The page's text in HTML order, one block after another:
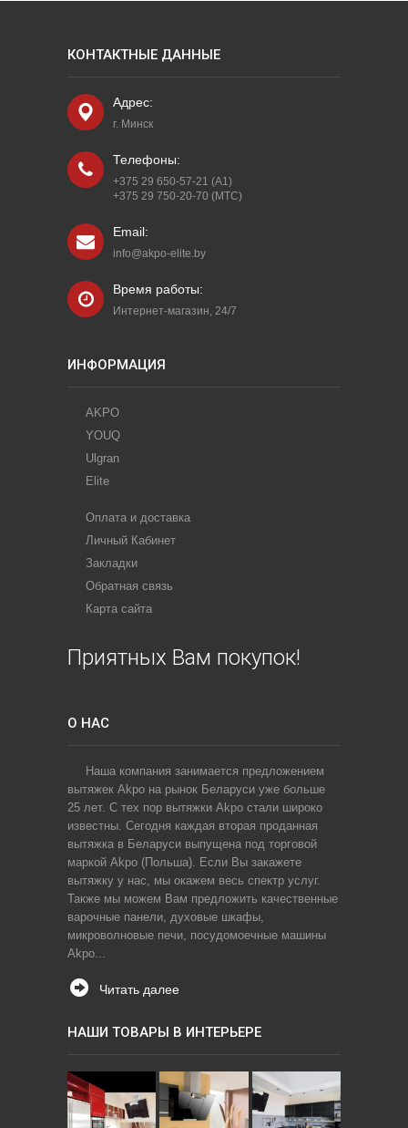
ВСТРАИВАЕМАЯ МИКРОВОЛНОВАЯ ПЕЧЬ
AKPO MEA 925 08 SEP01 WH
сравнению
КОНТАКТНЫЕ ДАННЫЕ
Адрес:
г. Минск
Телефоны:
+375 29 650-57-21 (A1)
+375 29 750-20-70 (МТС)
Email:
info@akpo-elite.by
Время работы:
Интернет-магазин, 24/7
ИНФОРМАЦИЯ
AKPO
YOUQ
Ulgran
Elite
Оплата и доставка
Личный Кабинет
Закладки
Обратная связь
Карта сайта
Приятных Вам покупок!
О НАС
Наша компания занимается предложением
вытяжек Akpo на рынок Беларуси уже больше
25 лет. С тех пор вытяжки Akpo стали широко
известны. Сегодня каждая вторая проданная
вытяжка в Беларуси выпущена под торговой
маркой Akpo (Польша). Если Вы закажете
вытяжку у нас, мы окажем весь спектр услуг.
Также мы можем Вам предложить качественные
варочные панели, духовые шкафы,
микроволновые печи, посудомоечные машины
Akpo...
Читать далее
НАШИ ТОВАРЫ В ИНТЕРЬЕРЕ